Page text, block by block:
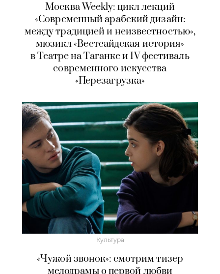
Москва Weekly: цикл лекций
«Современный арабский дизайн:
между традицией и неизвестностью»,
мюзикл «Вестсайдская история»
в Театре на Таганке и IV фестиваль
современного искусства
«Перезагрузка»
Культура
«Чужой звонок»: смотрим тизер
мелодрамы о первой любви